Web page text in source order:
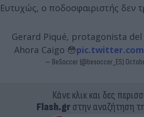
Ευτυχώς, ο ποδοσφαιριστής δεν
Gerard Piqué, protagonista
Ahora Caigo 😳
— BeSoccer (@besoccer_ES)
Κάνε κλικ και δες
Flash.grστην αναζήτηση